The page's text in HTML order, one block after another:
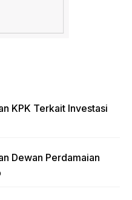
KPK Terkait Investasi
Dewan Perdamaian